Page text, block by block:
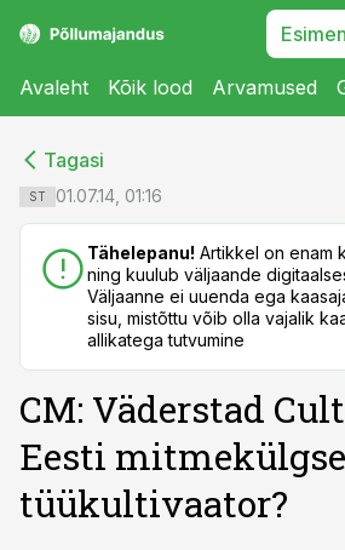
Avaleht Kõik lood Arvamused
Tagasi
ST 01.07.14, 01:16
Tähelepanu! Artikkel on enam
ning kuulub väljaande
Väljaanne ei uuenda ega
sisu, mistõttu võib olla vajalik
allikatega tutvumine
CM: Väderstad
Eesti
tüükultivaator?